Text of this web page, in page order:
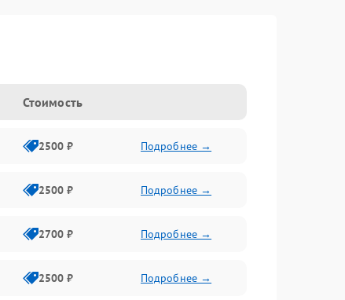
Стоимость
2500 ₽ Подробнее →
2500 ₽ Подробнее →
2700 ₽ Подробнее →
2500 ₽ Подробнее →